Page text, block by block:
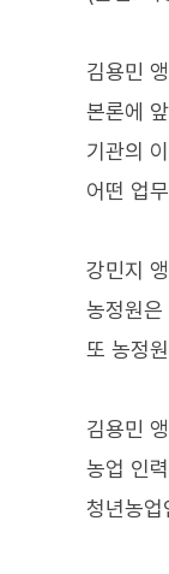
김용민
본론에
기관의
어떤 업
강민지
농정원
또 농정
김용민
농업 인
청년농